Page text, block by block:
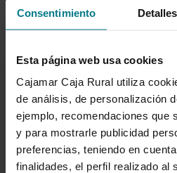
Consentimiento Detalles
Esta página web usa cookies
Cajamar Caja Rural utiliza
de análisis, de personalización
ejemplo, recomendaciones que
y para mostrarle publicidad
preferencias, teniendo en
finalidades, el perfil realizado al
Grupo Cajamar gana 193
millones, un 8,5 % más,
el primer semestre por el
crecimiento de la
actividad comercial
04 de Agosto de 2026